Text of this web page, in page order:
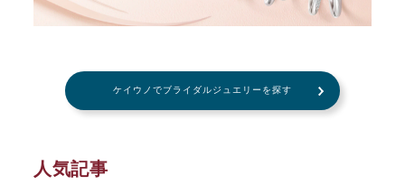
ケイウノでブライダルジュエリーを探す
人気記事